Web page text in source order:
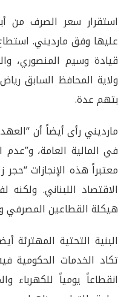
استقرار سعر الصرف من
عليها وفق مارديني.
قيادة وسيم المنصوري،
ولاية المحافظ السابق
بتهم عدة.
مارديني رأى أيضاً أن
في المالية العامة،
معتبراً هذه الإنجازات
الاقتصاد اللبناني.
هيكلة القطاعين المصرفي
البنية التحتية المهترئة
تكاد الخدمات الحكومية
انقطاعاً يومياً